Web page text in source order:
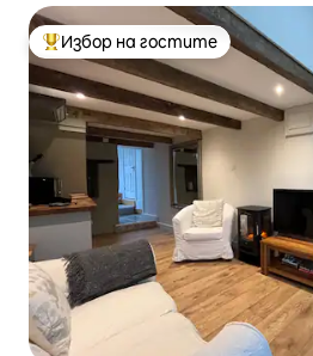
Най-популярен избор на гостите
Избор на гостите